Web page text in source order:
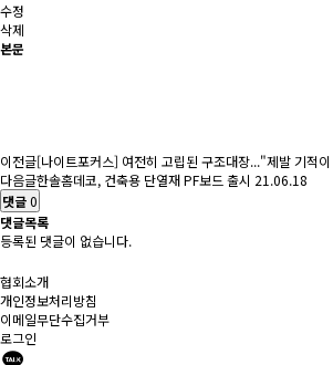
수정
삭제
본문
이전글[나이트포커스] 여전히 고립된 구조대장..."제발 기적
다음글한솔홈데코, 건축용 단열재 PF보드 출시 21.06.18
댓글0
댓글목록
등록된 댓글이 없습니다.
협회소개
개인정보처리방침
이메일무단수집거부
로그인